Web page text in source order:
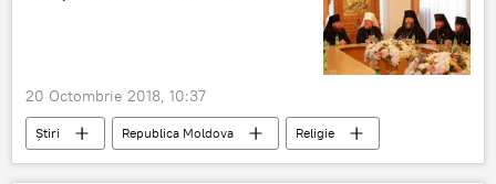
20 Octombrie 2018, 10:37
Știri Republica Moldova
Religie
Societate
Moldova
Patriarhul Kiril